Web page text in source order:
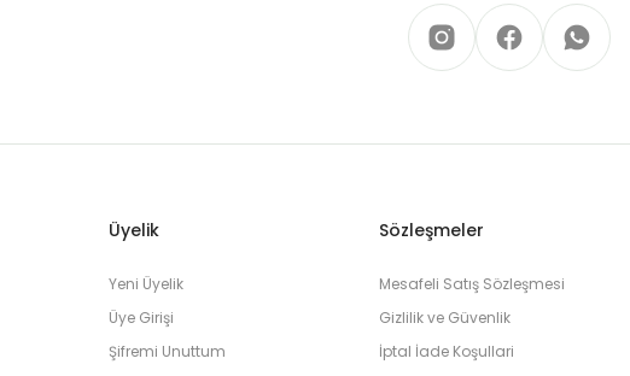
Üyelik
Yeni Üyelik
Üye Girişi
Şifremi Unuttum
Sözleşmeler
Mesafeli Satış Sözleşmesi
Gizlilik ve Güvenlik
İptal İade Koşullari